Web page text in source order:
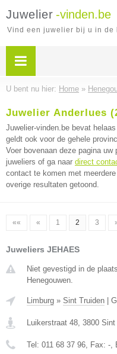
Juwelier -vinden.be
Vind een juwelier bij u in de
U bent nu hier: Home »
Juwelier Anderlues
Juwelier-vinden.be bevat
geldt ook voor de gehele
Voer bovenaan deze pagina
juweliers of ga naar direct
contact te komen met
overige resultaten getoond.
«« « 1 2 3
Juweliers JEHAES
Niet gevestigd in de
Henegouwen.
Limburg » Sint Truiden
Luikerstraat 48, 3800 Sint
Tel: 011 68 37 96, Fax: -,